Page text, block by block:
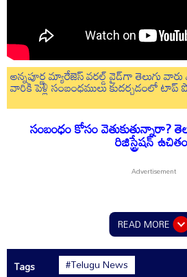
అన్నపూర్ణ మ్యారేజెస్ వరల్డ్ వైడ్‌గా తెలుగు
వారికి పెళ్లి సంబంధములు కుదర్చడంలో
సంబంధం కోసం వెతుకుతున్నారా?
రిజిస్ట్రేషన్
READ MORE
Tags #Telugu News